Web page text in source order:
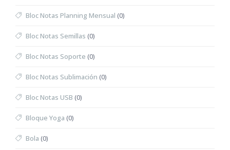
Bloc Notas Planning Mensual (0)
Bloc Notas Semillas (0)
Bloc Notas Soporte (0)
Bloc Notas Sublimación (0)
Bloc Notas USB (0)
Bloque Yoga (0)
Bola (0)